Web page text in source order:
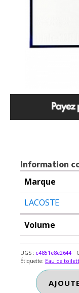
Information
Marque
LACOSTE
Volume
UGS : c4851e8e2644
Étiquette: Eau de
quantité
de